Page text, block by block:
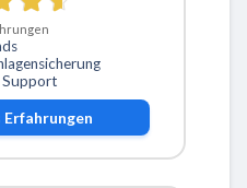
Erfahrungen